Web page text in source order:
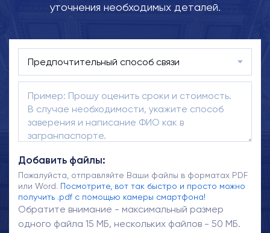
уточнения необходимых деталей.
Добавить файлы:
Пожалуйста, отправляйте Ваши файлы в форматах PDF
или Word. Посмотрите, вот так быстро и просто можно
получить .pdf с помощью камеры смартфона!
Обратите внимание - максимальный размер
одного файла 15 МБ, нескольких файлов - 50 МБ.